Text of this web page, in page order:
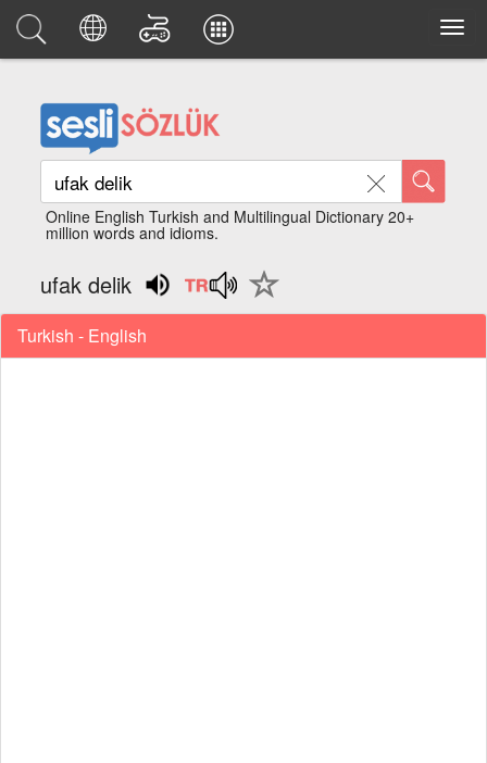
Online English Turkish and Multilingual Dictionary 20+
million words and idioms.
ufak delik
Turkish - English